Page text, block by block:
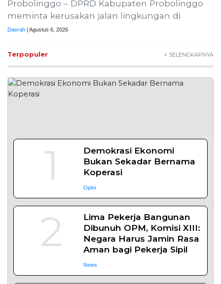
Seyegan untuk Perkuat Kesadaran Hukum
SLEMAN – Balai Pemasyarakatan (Bapas) Kelas I
Yogyakarta memberikan edukasi
Daerah| Agustus 7, 2026
Kelas I Yogyakarta menerima kunjungan
| Agustus 6, 2026
Bapas Yogyakarta dan PN Sleman Perkuat
Koordinasi Penerapan Pidana Kerja Sosial
SLEMAN – Balai Pemasyarakatan (Bapas) Kelas I
Yogyakarta dan Pengadilan
| Agustus 6, 2026
Komisi 1 DPRD Probolinggo Pastikan Kawal
Perbaikan Jalan Terdampak Pembangunan
KKMP di Semampir